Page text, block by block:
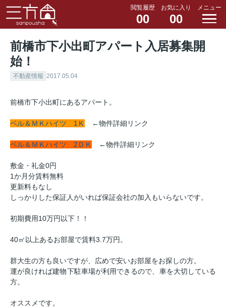
閲覧履歴
00
お気に入り
00
メニュー
前橋市下小出町アパート入居募集開
始！
不動産情報 2017.05.04
前橋市下小出町にあるアパート。
ベル＆ＭＫハイツ 1Ｋ ←物件詳細リンク
ベル＆ＭＫハイツ 2ＤＫ ←物件詳細リンク
敷金・礼金0円
1か月分賃料無料
更新料もなし
しっかりした保証人がいれば保証会社の加入もいらないです。
初期費用10万円以下！！
40㎡以上あるお部屋で賃料3.7万円。
群大生の方も良いですが、広めで安いお部屋をお探しの方。
運が良ければ建物下駐車場が利用できるので、車を大切している
方。
オススメです。